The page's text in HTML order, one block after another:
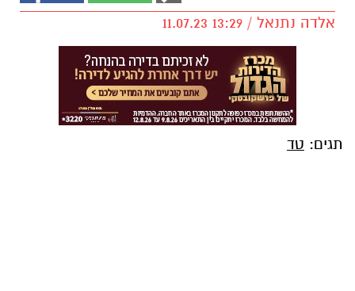
אלדה נתנאל / 13:29 11.07.23
תגים: טד